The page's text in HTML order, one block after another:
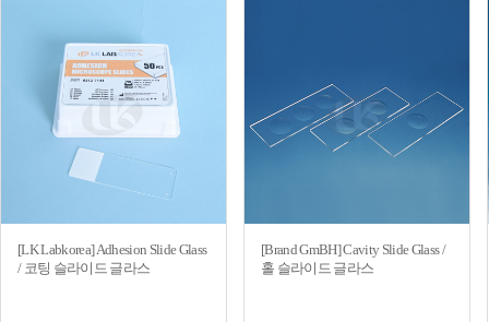
[LK Labkorea] Adhesion Slide Glass
/ 코팅 슬라이드 글라스
[Brand GmBH] Cavity Slide Glass /
홀 슬라이드 글라스